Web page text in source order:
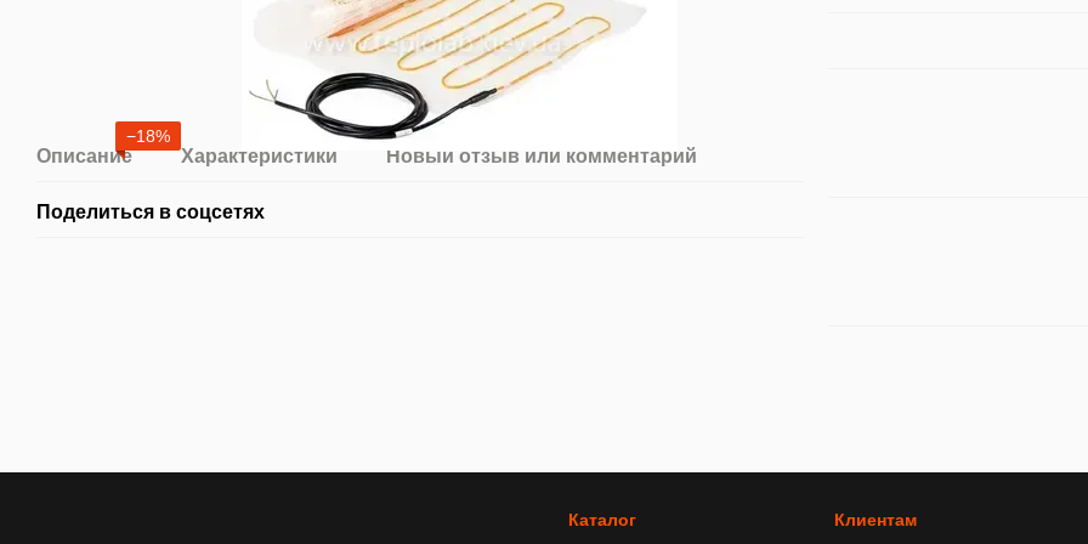
−18%
Описание Характеристики Новый отзыв или комментарий
Поделиться в соцсетях
Каталог Клиентам